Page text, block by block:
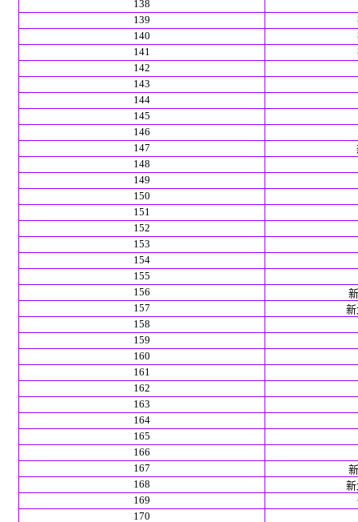
138
139
140
141
142
143
144
145
146
147
148
149
150
151
152
153
154
155
156
157
新
158
159
160
161
162
163
164
165
166
167
168
新
169
170